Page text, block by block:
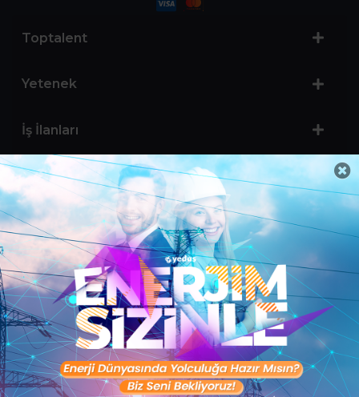
Toptalent
Yetenek
İş İlanları
Sertifika Programları
Yetenek Testleri
İşveren
Toptalent Marka ve İnsan Kaynakları Danışmanlığı Limited Şirketi Özel İstihdam Bürosu